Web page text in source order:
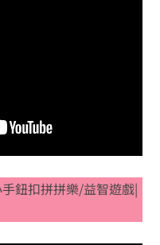
鈕扣拼拼樂/益智遊戲|